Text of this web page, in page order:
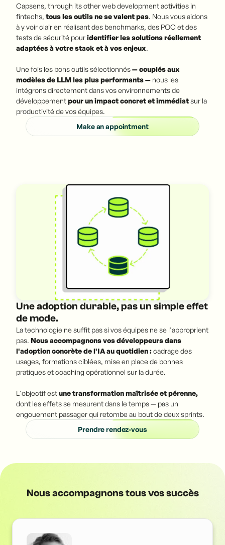
Capsens, through its other web development activities in
fintechs, tous les outils ne se valent pas. Nous vous aidons
à y voir clair en réalisant des benchmarks, des POC et des
tests de sécurité pouridentifier les solutions réellement
adaptées à votre stack et à vos enjeux.
Une fois les bons outils sélectionnés— couplés aux
modèles de LLM les plus performants — nous les
intégrons directement dans vos environnements de
développementpour un impact concret et immédiatsur la
productivité de vos équipes.
Make an appointment
Une adoption durable, pas un simple effet
de mode.
La technologie ne suffit pas si vos équipes ne se l'approprient
pas. Nous accompagnons vos développeurs dans
l'adoption concrète de l'IA au quotidien :cadrage des
usages, formations ciblées, mise en place de bonnes
pratiques et coaching opérationnel sur la durée.
L'objectif estune transformation maîtrisée et pérenne,
dont les effets se mesurent dans le temps — pas un
engouement passager qui retombe au bout de deux sprints.
Prendre rendez-vous
Nous accompagnons tous vos succès